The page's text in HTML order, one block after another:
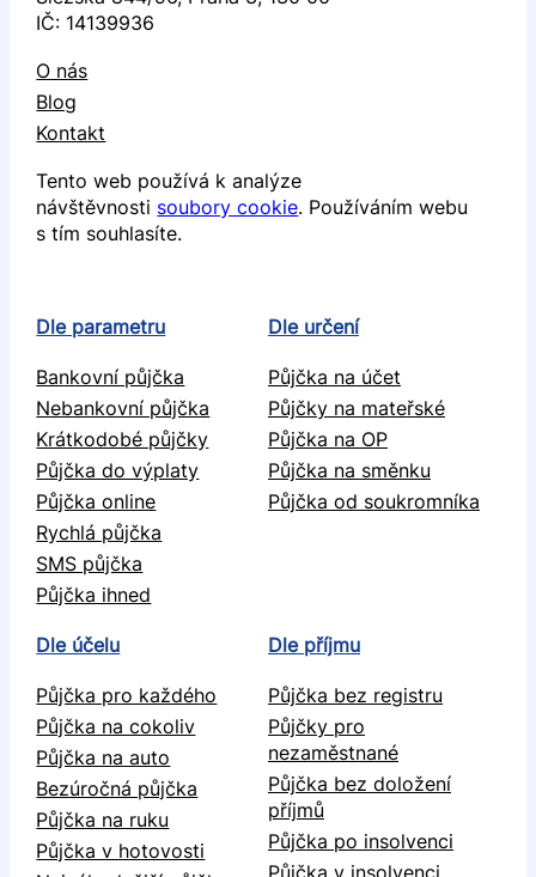
IČ: 14139936
O nás
Blog
Kontakt
Tento web používá k analýze
návštěvnosti soubory cookie. Používáním webu
s tím souhlasíte.
Dle parametru
Bankovní půjčka
Nebankovní půjčka
Krátkodobé půjčky
Půjčka do výplaty
Půjčka online
Rychlá půjčka
SMS půjčka
Půjčka ihned
Dle určení
Půjčka na účet
Půjčky na mateřské
Půjčka na OP
Půjčka na směnku
Půjčka od soukromníka
Dle účelu
Půjčka pro každého
Půjčka na cokoliv
Půjčka na auto
Bezúročná půjčka
Půjčka na ruku
Půjčka v hotovosti
Dle příjmu
Půjčka bez registru
Půjčky pro
nezaměstnané
Půjčka bez doložení
příjmů
Půjčka po insolvenci